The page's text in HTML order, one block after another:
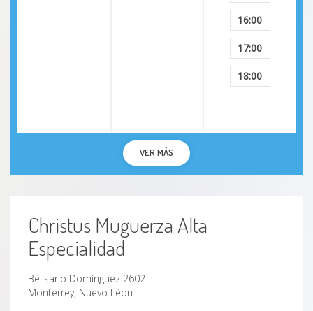
16:00
17:00
18:00
VER MÁS
Christus Muguerza Alta
Especialidad
Belisario Domínguez 2602
Monterrey, Nuevo Léon